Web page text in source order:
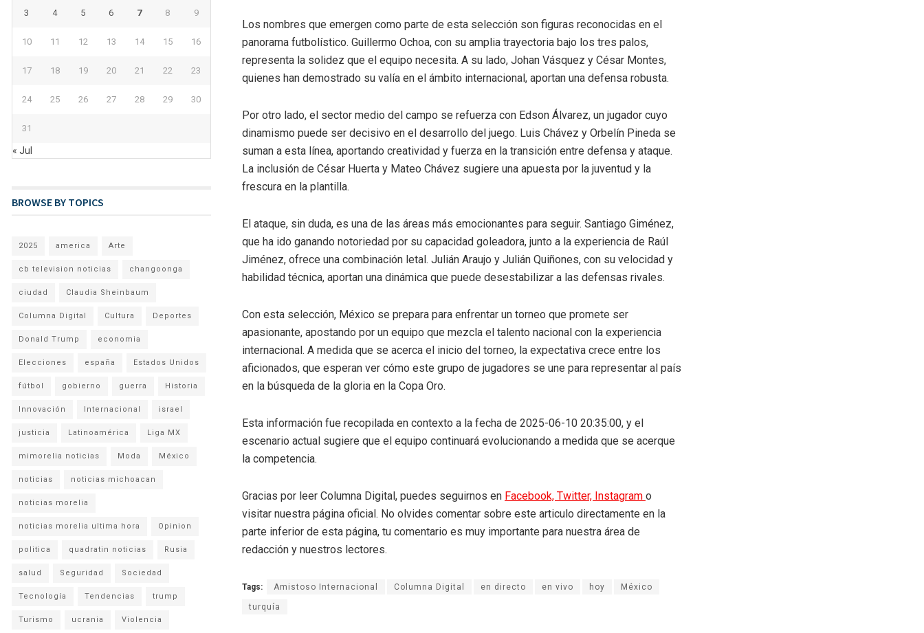
Los nombres que emergen como parte de esta selección son figuras reconocidas en el
panorama futbolístico. Guillermo Ochoa, con su amplia trayectoria bajo los tres palos,
representa la solidez que el equipo necesita. A su lado, Johan Vásquez y César Montes,
quienes han demostrado su valía en el ámbito internacional, aportan una defensa robusta.
Por otro lado, el sector medio del campo se refuerza con Edson Álvarez, un jugador cuyo
dinamismo puede ser decisivo en el desarrollo del juego. Luis Chávez y Orbelín Pineda se
suman a esta línea, aportando creatividad y fuerza en la transición entre defensa y ataque.
La inclusión de César Huerta y Mateo Chávez sugiere una apuesta por la juventud y la
frescura en la plantilla.
El ataque, sin duda, es una de las áreas más emocionantes para seguir. Santiago Giménez,
que ha ido ganando notoriedad por su capacidad goleadora, junto a la experiencia de Raúl
Jiménez, ofrece una combinación letal. Julián Araujo y Julián Quiñones, con su velocidad y
habilidad técnica, aportan una dinámica que puede desestabilizar a las defensas rivales.
Con esta selección, México se prepara para enfrentar un torneo que promete ser
apasionante, apostando por un equipo que mezcla el talento nacional con la experiencia
internacional. A medida que se acerca el inicio del torneo, la expectativa crece entre los
aficionados, que esperan ver cómo este grupo de jugadores se une para representar al país
en la búsqueda de la gloria en la Copa Oro.
Esta información fue recopilada en contexto a la fecha de 2025-06-10 20:35:00, y el
escenario actual sugiere que el equipo continuará evolucionando a medida que se acerque
la competencia.
Gracias por leer Columna Digital, puedes seguirnos en Facebook, Twitter, Instagram o
visitar nuestra página oficial. No olvides comentar sobre este articulo directamente en la
parte inferior de esta página, tu comentario es muy importante para nuestra área de
redacción y nuestros lectores.
Tags: Amistoso Internacional Columna Digital en directo en vivo hoy México
turquía
3 4 5 6 7 8 9
10 11 12 13 14 15 16
17 18 19 20 21 22 23
24 25 26 27 28 29 30
31
« Jul
BROWSE BY TOPICS
2025 america Arte
cb television noticias changoonga
ciudad Claudia Sheinbaum
Columna Digital Cultura Deportes
Donald Trump economia
Elecciones españa Estados Unidos
fútbol gobierno guerra Historia
Innovación Internacional israel
justicia Latinoamérica Liga MX
mimorelia noticias Moda México
noticias noticias michoacan
noticias morelia
noticias morelia ultima hora Opinion
politica quadratin noticias Rusia
salud Seguridad Sociedad
Tecnología Tendencias trump
Turismo ucrania Violencia